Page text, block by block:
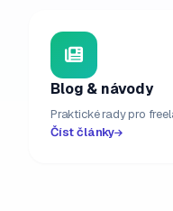
Blog & návody
Praktické rady pro
Číst články